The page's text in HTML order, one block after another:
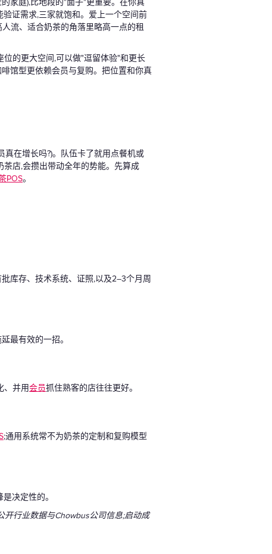
家庭),比地段的"面子"更重要。在你真
证需求,三家就饱和。爱上一个空间前
流、适合奶茶的角落里略高一点的租
的更大空间,可以做"逗留体验"和更长
馆型更依赖会员与复购。把位置和你真
真在增长吗?)。队伍卡了就用点餐机或
店,会攒出带动全年的势能。先算成
POS。
库存、技术系统、证照,以及2–3个月周
最有效的一招。
、并用会员抓住熟客的店往往更好。
;通用系统常不为奶茶的定制和复购模型
决定性的。
开行业数据与Chowbus公司信息;启动成